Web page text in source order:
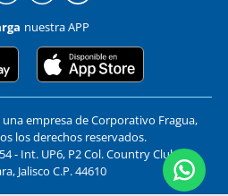
nuestra APP
empresa de Corporativo Fragua,
los derechos reservados.
- Int. UP6, P2 Col. Country Club,
Jalisco C.P. 44610